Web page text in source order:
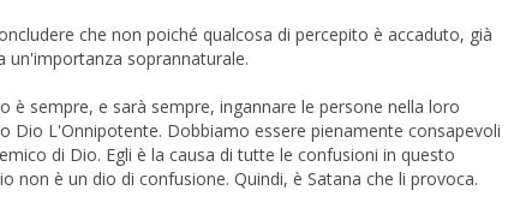
che non poiché qualcosa di percepito è accaduto, già
un'importanza soprannaturale.
è sempre, e sarà sempre, ingannare le persone nella loro
Dio L'Onnipotente. Dobbiamo essere pienamente consapevoli
di Dio. Egli è la causa di tutte le confusioni in questo
non è un dio di confusione. Quindi, è Satana che li provoca.